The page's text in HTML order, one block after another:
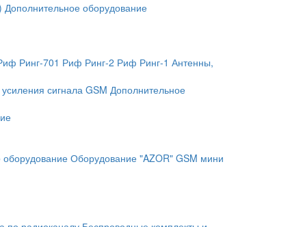
Дополнительное оборудование
Ринг-701 Риф Ринг-2 Риф Ринг-1 Антенны,
сигнала GSM Дополнительное
Оборудование "AZOR" GSM мини